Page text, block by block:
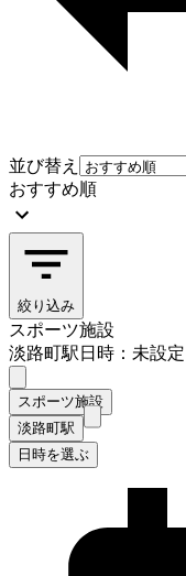
並び替え
おすすめ順
絞り込み
スポーツ施設
淡路町駅日時：未設定
スポーツ施設
淡路町駅
日時を選ぶ